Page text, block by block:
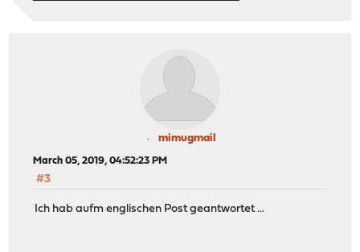
mimugmail
March 05, 2019, 04:52:23 PM
#3
Ich hab aufm englischen Post geantwortet ...